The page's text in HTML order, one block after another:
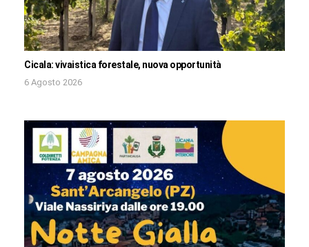
Cicala: vivaistica forestale, nuova opportunità
6 Agosto 2026